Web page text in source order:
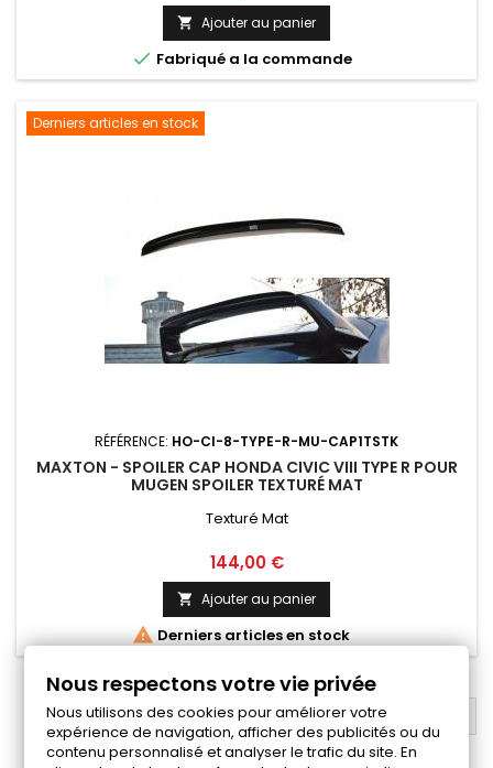
 Ajouter au panier
 Fabriqué a la commande
Derniers articles en stock
RÉFÉRENCE: HO-CI-8-TYPE-R-MU-CAP1TSTK
MAXTON - SPOILER CAP HONDA CIVIC VIII TYPE R POUR
MUGEN SPOILER TEXTURÉ MAT
Texturé Mat
Prix
144,00 €
 Ajouter au panier
Derniers articles en stock
RETOUR EN HAUT
Nous respectons votre vie privée
Nous utilisons des cookies pour améliorer votre
expérience de navigation, afficher des publicités ou du
contenu personnalisé et analyser le trafic du site. En